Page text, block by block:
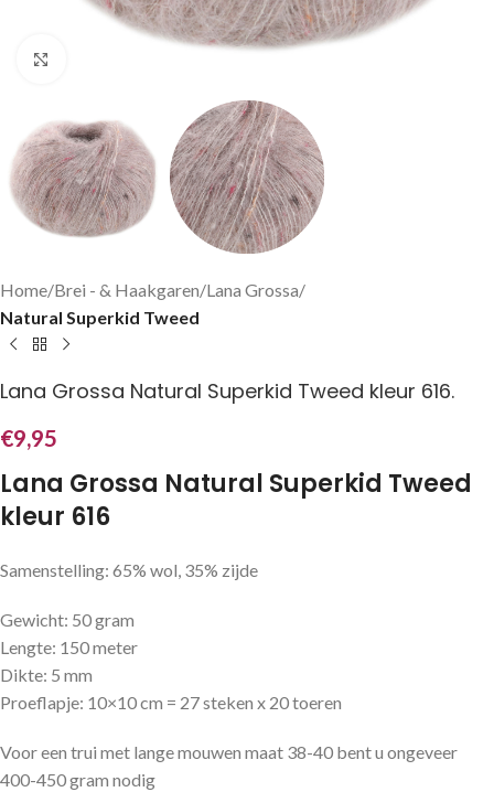
Home Brei - & Haakgaren Lana Grossa
Natural Superkid Tweed
Lana Grossa Natural Superkid Tweed kleur 616.
€9,95
Lana Grossa Natural Superkid Tweed
kleur 616
Samenstelling: 65% wol, 35% zijde
Gewicht: 50 gram
Lengte: 150 meter
Dikte: 5 mm
Proeflapje: 10×10 cm = 27 steken x 20 toeren
Voor een trui met lange mouwen maat 38-40 bent u ongeveer
400-450 gram nodig